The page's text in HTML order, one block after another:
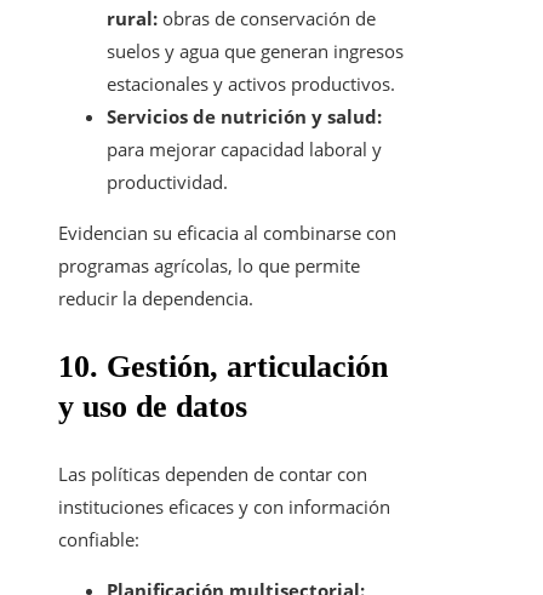
rural: obras de conservación de
suelos y agua que generan ingresos
estacionales y activos productivos.
Servicios de nutrición y salud:
para mejorar capacidad laboral y
productividad.
Evidencian su eficacia al combinarse con
programas agrícolas, lo que permite
reducir la dependencia.
10. Gestión, articulación
y uso de datos
Las políticas dependen de contar con
instituciones eficaces y con información
confiable: